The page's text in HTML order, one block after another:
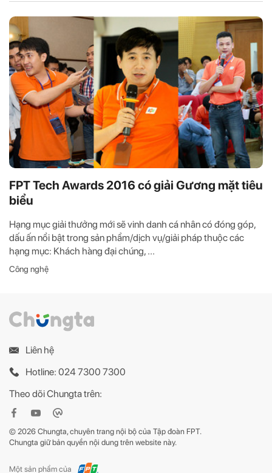
FPT Tech Awards 2016 có giải Gương mặt tiêu
biểu
Hạng mục giải thưởng mới sẽ vinh danh cá nhân có đóng góp,
dấu ấn nổi bật trong sản phẩm/dịch vụ/giải pháp thuộc các
hạng mục: Khách hàng đại chúng, ...
Công nghệ
Liên hệ
Hotline: 024 7300 7300
Theo dõi Chungta trên:
© 2026 Chungta, chuyên trang nội bộ của Tập đoàn FPT.
Chungta giữ bản quyền nội dung trên website này.
Một sản phẩm của